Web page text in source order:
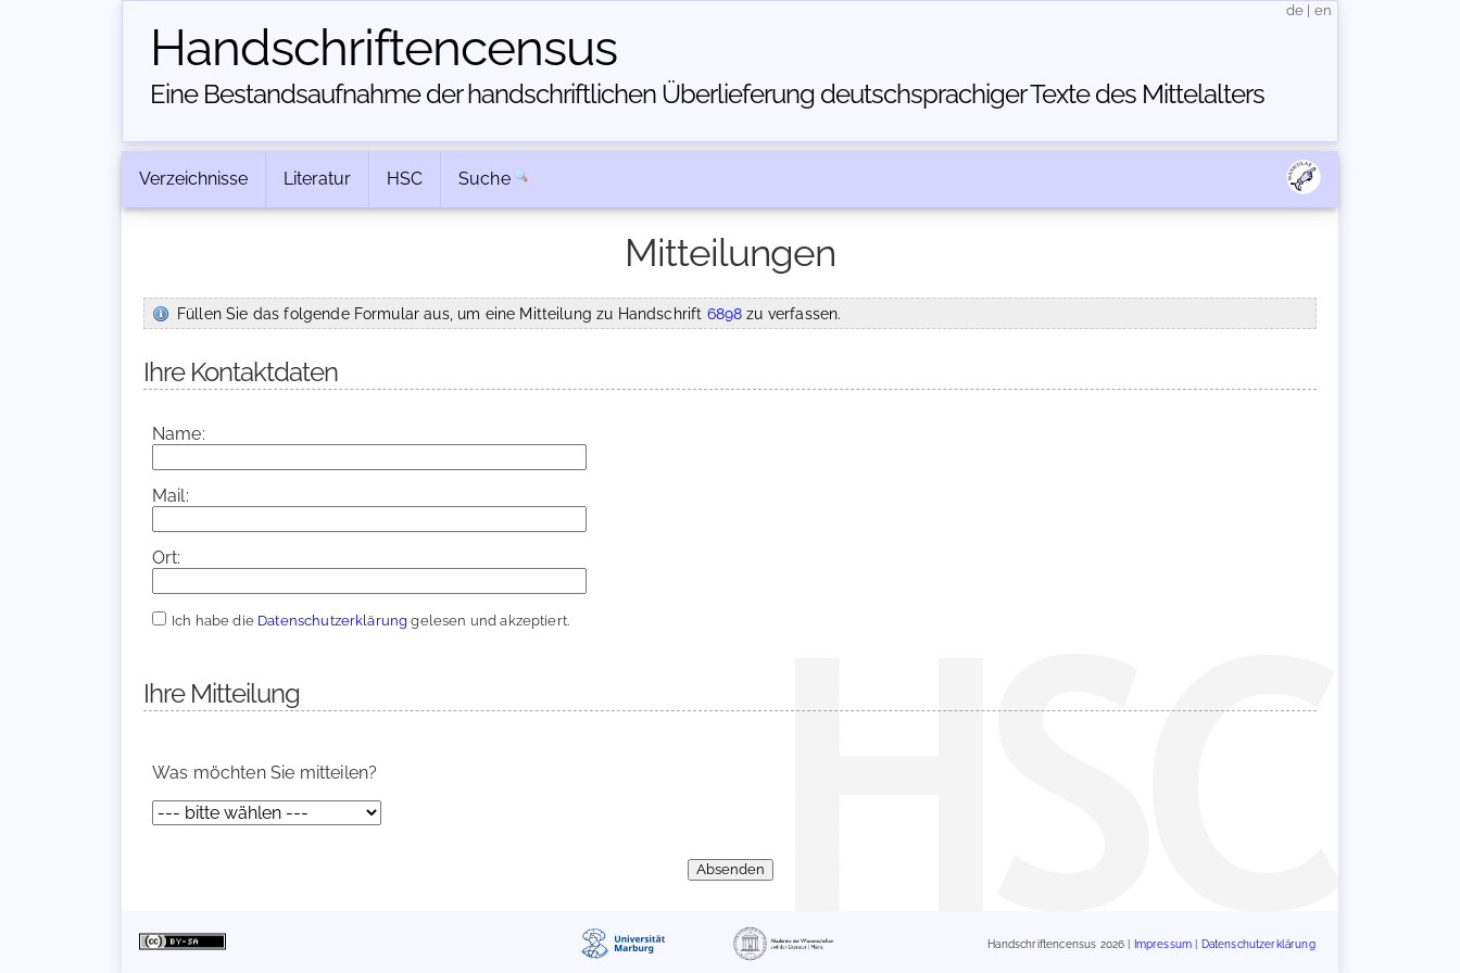
Handschriften­census
Eine Bestandsaufnahme der handschriftlichen Über­lieferung deutschsprachiger Texte des Mittelalters
de en
Verzeichnisse Literatur HSC Suche
Mitteilungen
Füllen Sie das folgende Formular aus, um eine Mitteilung zu Handschrift 6898 zu verfassen.
Ihre Kontaktdaten
Name:
Mail:
Ort:
Ich habe die Datenschutzerklärung gelesen und akzeptiert.
Ihre Mitteilung
Was möchten Sie mitteilen?
Handschriftencensus 2026 | Impressum Datenschutzerklärung